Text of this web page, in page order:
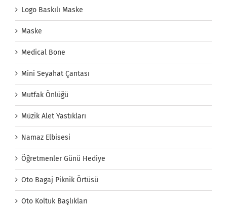
Logo Baskılı Maske
Maske
Medical Bone
Mini Seyahat Çantası
Mutfak Önlüğü
Müzik Alet Yastıkları
Namaz Elbisesi
Öğretmenler Günü Hediye
Oto Bagaj Piknik Örtüsü
Oto Koltuk Başlıkları